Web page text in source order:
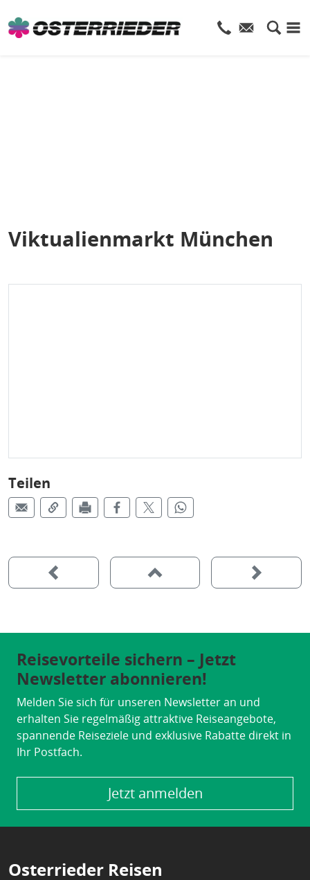
Viktualienmarkt München
Teilen
Reisevorteile sichern – Jetzt
Newsletter abonnieren!
Melden Sie sich für unseren Newsletter an und
erhalten Sie regelmäßig attraktive Reiseangebote,
spannende Reiseziele und exklusive Rabatte direkt in
Ihr Postfach.
Jetzt anmelden
Osterrieder Reisen